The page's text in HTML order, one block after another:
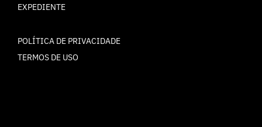
EXPEDIENTE
POLÍTICA DE PRIVACIDADE
TERMOS DE USO